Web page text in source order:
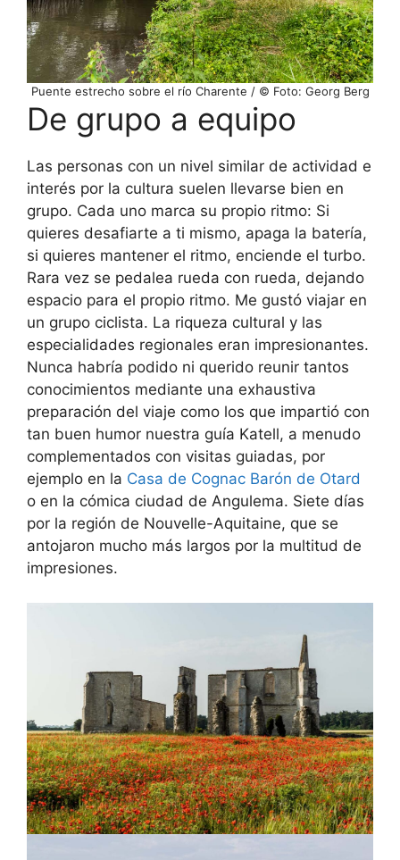
Puente estrecho sobre el río Charente / © Foto: Georg Berg
De grupo a equipo
Las personas con un nivel similar de actividad e
interés por la cultura suelen llevarse bien en
grupo. Cada uno marca su propio ritmo: Si
quieres desafiarte a ti mismo, apaga la batería,
si quieres mantener el ritmo, enciende el turbo.
Rara vez se pedalea rueda con rueda, dejando
espacio para el propio ritmo. Me gustó viajar en
un grupo ciclista. La riqueza cultural y las
especialidades regionales eran impresionantes.
Nunca habría podido ni querido reunir tantos
conocimientos mediante una exhaustiva
preparación del viaje como los que impartió con
tan buen humor nuestra guía Katell, a menudo
complementados con visitas guiadas, por
ejemplo en la Casa de Cognac Barón de Otard
o en la cómica ciudad de Angulema. Siete días
por la región de Nouvelle-Aquitaine, que se
antojaron mucho más largos por la multitud de
impresiones.